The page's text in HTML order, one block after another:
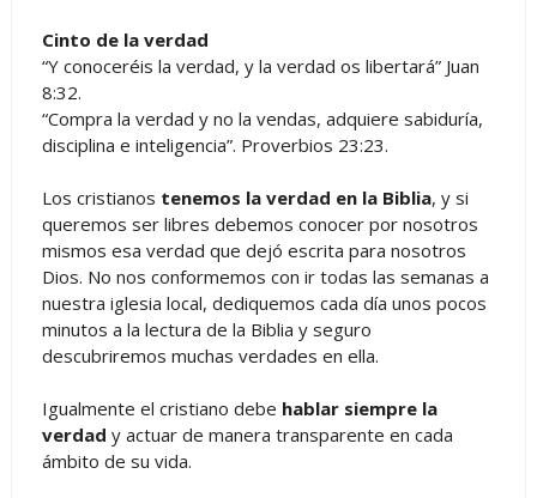
Cinto de la verdad
“Y conoceréis la verdad, y la verdad os libertará” Juan
8:32.
“Compra la verdad y no la vendas, adquiere sabiduría,
disciplina e inteligencia”. Proverbios 23:23.
Los cristianos tenemos la verdad en la Biblia, y si
queremos ser libres debemos conocer por nosotros
mismos esa verdad que dejó escrita para nosotros
Dios. No nos conformemos con ir todas las semanas a
nuestra iglesia local, dediquemos cada día unos pocos
minutos a la lectura de la Biblia y seguro
descubriremos muchas verdades en ella.
Igualmente el cristiano debe hablar siempre la
verdad y actuar de manera transparente en cada
ámbito de su vida.